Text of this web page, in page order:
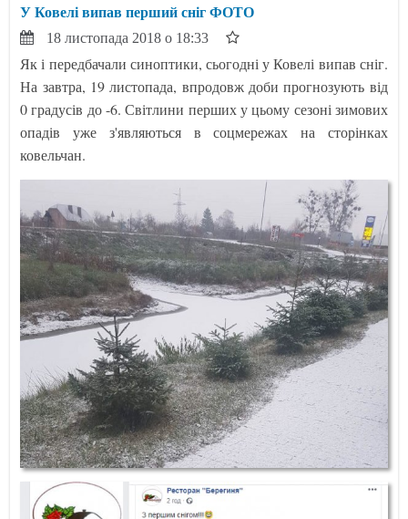
КОНТАКТИ
У Ковелі випав перший сніг ФОТО
18 листопада 2018 о 18:33
Як і передбачали синоптики, сьогодні у Ковелі випав сніг.
На завтра, 19 листопада, впродовж доби прогнозують від
0 градусів до -6. Світлини перших у цьому сезоні зимових
опадів уже з'являються в соцмережах на сторінках
ковельчан.